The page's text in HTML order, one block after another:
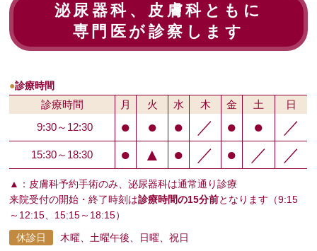
泌尿器科、皮膚科ともに
専門医が診察します
●診療時間
診療時間
月 火 水 木 金 土
日
9:30～12:30
● ● ● ／ ● ● ／
15:30～18:30 ● ▲ ● ／ ● ／ ／
▲：皮膚科予約手術のみ、泌尿器科は通常通り診療
来院受付の開始・終了時刻は診療時間の15分前となります（9:15
～12:15、15:15～18:15）
休診日
木曜、土曜午後、日曜、祝日